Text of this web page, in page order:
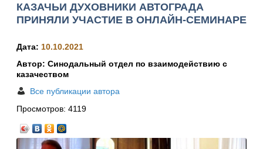
КАЗАЧЬИ ДУХОВНИКИ АВТОГРАДА
ПРИНЯЛИ УЧАСТИЕ В ОНЛАЙН-СЕМИНАРЕ
Дата: 10.10.2021
Автор: Синодальный отдел по взаимодействию с
казачеством
Все публикации автора
Просмотров: 4119